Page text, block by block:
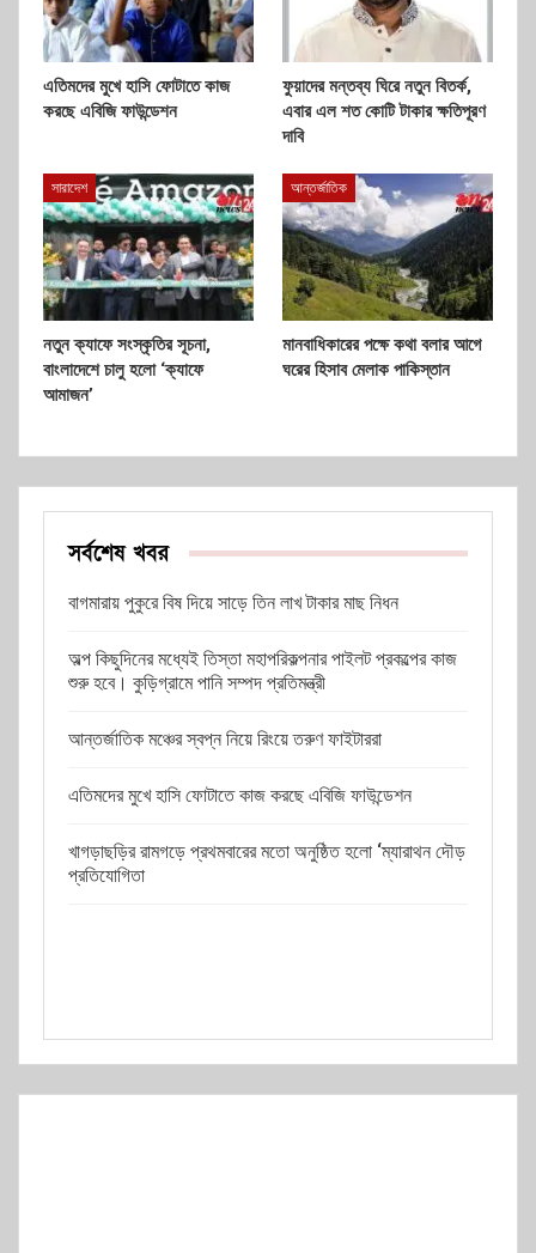
এতিমদের মুখে হাসি ফোটাতে কাজ
করছে এবিজি ফাউন্ডেশন
ফুয়াদের মন্তব্য ঘিরে নতুন বিতর্ক,
এবার এল শত কোটি টাকার ক্ষতিপূরণ
দাবি
সারাদেশ
নতুন ক্যাফে সংস্কৃতির সূচনা,
বাংলাদেশে চালু হলো ‘ক্যাফে
আমাজন’
আন্তর্জাতিক
মানবাধিকারের পক্ষে কথা বলার আগে
ঘরের হিসাব মেলাক পাকিস্তান
সর্বশেষ খবর
বাগমারায় পুকুরে বিষ দিয়ে সাড়ে তিন লাখ টাকার মাছ নিধন
অল্প কিছুদিনের মধ্যেই তিস্তা মহাপরিকল্পনার পাইলট প্রকল্পের কাজ
শুরু হবে। কুড়িগ্রামে পানি সম্পদ প্রতিমন্ত্রী
আন্তর্জাতিক মঞ্চের স্বপ্ন নিয়ে রিংয়ে তরুণ ফাইটাররা
এতিমদের মুখে হাসি ফোটাতে কাজ করছে এবিজি ফাউন্ডেশন
খাগড়াছড়ির রামগড়ে প্রথমবারের মতো অনুষ্ঠিত হলো ‘ম্যারাথন দৌড়
প্রতিযোগিতা